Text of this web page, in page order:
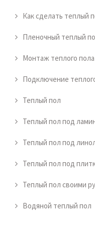
Как сделать теплый
Пленочный теплый
Монтаж теплого пола
Подключение
Теплый пол
Теплый пол под
Теплый пол под
Теплый пол под
Теплый пол своими
Водяной теплый пол